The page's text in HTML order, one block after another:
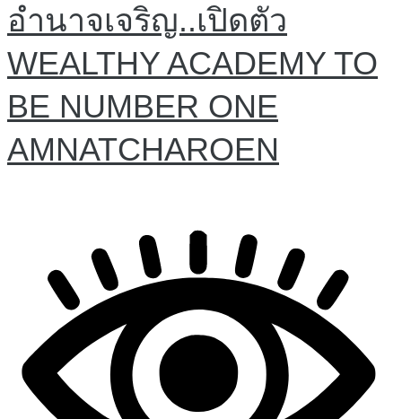
อำนาจเจริญ..เปิดตัว
WEALTHY ACADEMY TO
BE NUMBER ONE
AMNATCHAROEN